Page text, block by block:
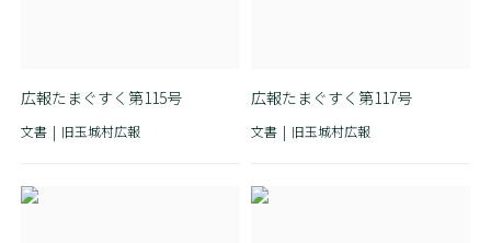
広報たまぐすく第115号
文書 旧玉城村広報
広報たまぐすく第117号
文書 旧玉城村広報